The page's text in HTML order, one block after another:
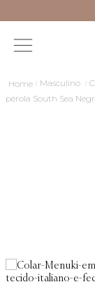
Masculino
pérola South Sea